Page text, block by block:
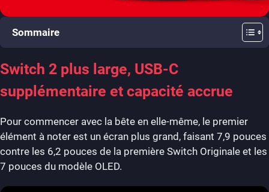
Sommaire
Switch 2 plus large, USB-C
supplémentaire et capacité accrue
Pour commencer avec la bête en elle-même, le premier
élément à noter est un écran plus grand, faisant 7,9 pouces
contre les 6,2 pouces de la première Switch Originale et les
7 pouces du modèle OLED.